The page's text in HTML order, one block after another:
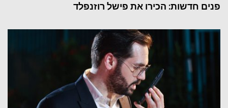
פנים חדשות: הכירו את פישל רוזנפלד